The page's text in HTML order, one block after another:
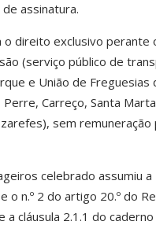
assinatura.
o direito exclusivo perante
(serviço público de
e União de Freguesias
Carreço, Santa
sem remuneração
celebrado assumiu a
o n.º 2 do artigo 20.º do
a cláusula 2.1.1 do